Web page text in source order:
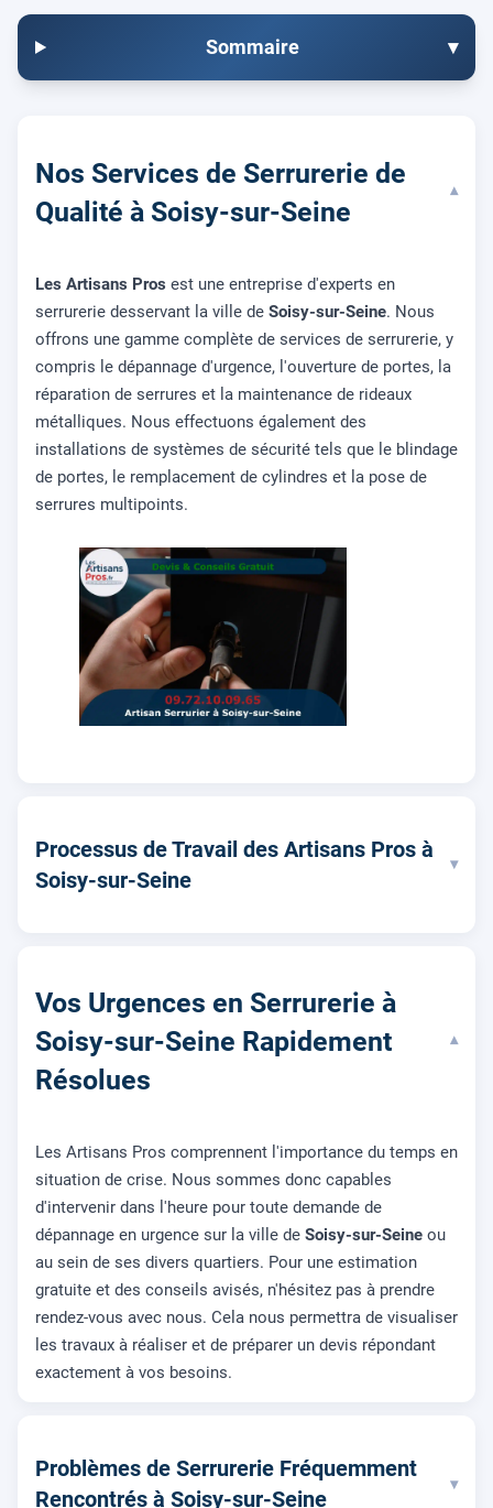
Sommaire ▾
Nos Services de Serrurerie de
Qualité à Soisy-sur-Seine
▾
Les Artisans Pros est une entreprise d'experts en
serrurerie desservant la ville de Soisy-sur-Seine. Nous
offrons une gamme complète de services de serrurerie, y
compris le dépannage d'urgence, l'ouverture de portes, la
réparation de serrures et la maintenance de rideaux
métalliques. Nous effectuons également des
installations de systèmes de sécurité tels que le blindage
de portes, le remplacement de cylindres et la pose de
serrures multipoints.
Processus de Travail des Artisans Pros à
Soisy-sur-Seine
▾
Vos Urgences en Serrurerie à
Soisy-sur-Seine Rapidement
Résolues
▾
Les Artisans Pros comprennent l'importance du temps en
situation de crise. Nous sommes donc capables
d'intervenir dans l'heure pour toute demande de
dépannage en urgence sur la ville de Soisy-sur-Seine ou
au sein de ses divers quartiers. Pour une estimation
gratuite et des conseils avisés, n'hésitez pas à prendre
rendez-vous avec nous. Cela nous permettra de visualiser
les travaux à réaliser et de préparer un devis répondant
exactement à vos besoins.
Problèmes de Serrurerie Fréquemment
Rencontrés à Soisy-sur-Seine
▾